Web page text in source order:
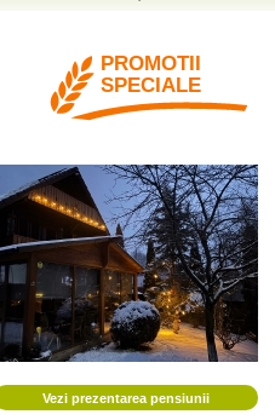
PROMOTII
SPECIALE
Vezi prezentarea pensiunii